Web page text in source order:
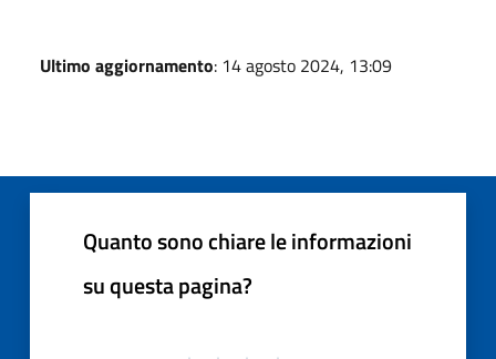
Ultimo aggiornamento: 14 agosto 2024, 13:09
Quanto sono chiare le informazioni
su questa pagina?